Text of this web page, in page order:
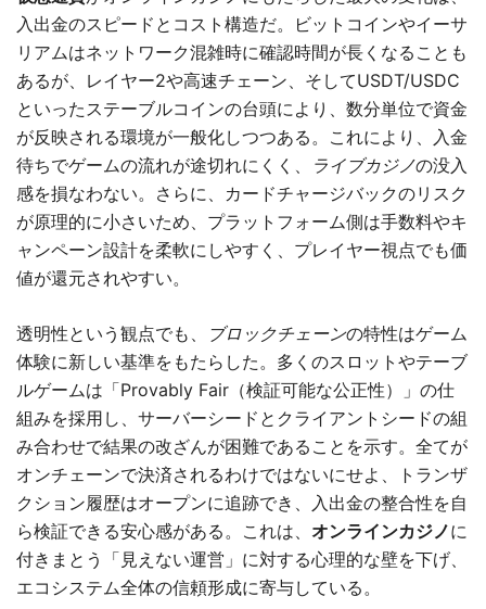
入出金のスピードとコスト構造だ。ビットコインやイーサ
リアムはネットワーク混雑時に確認時間が長くなることも
あるが、レイヤー2や高速チェーン、そしてUSDT/USDC
といったステーブルコインの台頭により、数分単位で資金
が反映される環境が一般化しつつある。これにより、入金
待ちでゲームの流れが途切れにくく、
ライブカジノの没入
感を損なわない。さらに、カードチャージバックのリスク
が原理的に小さいため、プラットフォーム側は手数料やキ
ャンペーン設計を柔軟にしやすく、プレイヤー視点でも価
値が還元されやすい。
透明性という観点でも、 ブロックチェーンの特性はゲーム
体験に新しい基準をもたらした。多くのスロットやテーブ
ルゲームは「Provably Fair（検証可能な公正性）」の仕
組みを採用し、サーバーシードとクライアントシードの組
み合わせで結果の改ざんが困難であることを示す。全てが
オンチェーンで決済されるわけではないにせよ、トランザ
クション履歴はオープンに追跡でき、入出金の整合性を自
ら検証できる安心感がある。これは、 オンラインカジノに
付きまとう「見えない運営」に対する心理的な壁を下げ、
エコシステム全体の信頼形成に寄与している。